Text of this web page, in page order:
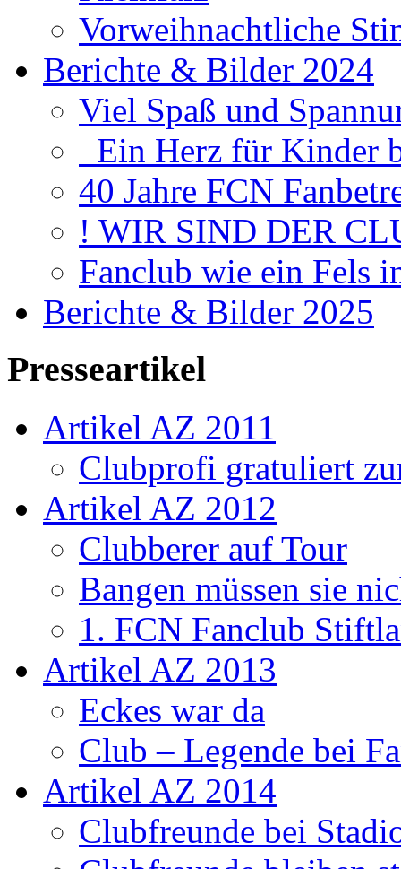
Vorweihnachtliche
Berichte & Bilder 2024
Viel Spaß und
Ein Herz für Kinder
40 Jahre FCN
! WIR SIND DER
Fanclub wie ein Fels
Berichte & Bilder 2025
Presseartikel
Artikel AZ 2011
Clubprofi gratuliert
Artikel AZ 2012
Clubberer auf Tour
Bangen müssen sie
1. FCN Fanclub
Artikel AZ 2013
Eckes war da
Club – Legende bei
Artikel AZ 2014
Clubfreunde bei